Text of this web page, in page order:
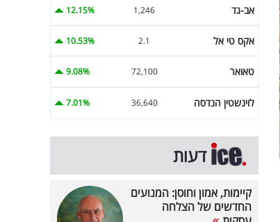
אב-גד 1,246
12.15%
אקס טי אל 2.1
10.53%
טאואר 72,100
9.08%
לוינשטין הנדסה 36,640
7.01%
דעות
קיימות, אמון וחוסן: המנועים
החדשים של הצלחה